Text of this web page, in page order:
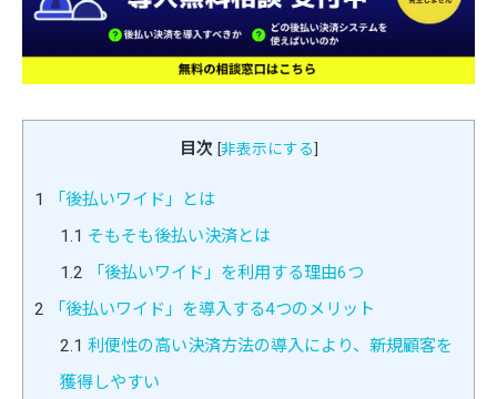
目次 [非表示にする]
1
「後払いワイド」とは
1.1 そもそも後払い決済とは
1.2 「後払いワイド」を利用する理由6つ
2 「後払いワイド」を導入する4つのメリット
2.1 利便性の高い決済方法の導入により、新規顧客を
獲得しやすい